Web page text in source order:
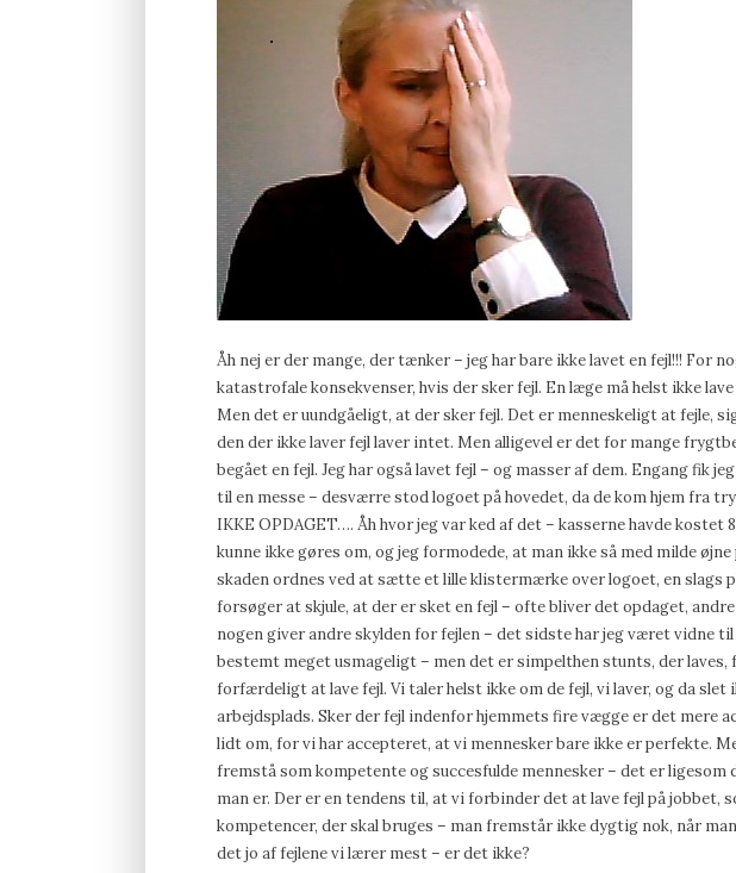
Åh nej er der mange, der tænker – jeg har bare ikke lavet en fejl!!! For
katastrofale konsekvenser, hvis der sker fejl. En læge må helst ikke
Men det er uundgåeligt, at der sker fejl. Det er menneskeligt at fejle,
den der ikke laver fejl laver intet. Men alligevel er det for mange
begået en fejl. Jeg har også lavet fejl – og masser af dem. Engang fik
til en messe – desværre stod logoet på hovedet, da de kom hjem fra
IKKE OPDAGET…. Åh hvor jeg var ked af det – kasserne havde kostet
kunne ikke gøres om, og jeg formodede, at man ikke så med milde
skaden ordnes ved at sætte et lille klistermærke over logoet, en slags
forsøger at skjule, at der er sket en fejl – ofte bliver det opdaget,
nogen giver andre skylden for fejlen – det sidste har jeg været vidne
bestemt meget usmageligt – men det er simpelthen stunts, der laves,
forfærdeligt at lave fejl. Vi taler helst ikke om de fejl, vi laver, og da slet
arbejdsplads. Sker der fejl indenfor hjemmets fire vægge er det mere
lidt om, for vi har accepteret, at vi mennesker bare ikke er perfekte.
fremstå som kompetente og succesfulde mennesker – det er ligesom
man er. Der er en tendens til, at vi forbinder det at lave fejl på jobbet,
kompetencer, der skal bruges – man fremstår ikke dygtig nok, når
det jo af fejlene vi lærer mest – er det ikke?